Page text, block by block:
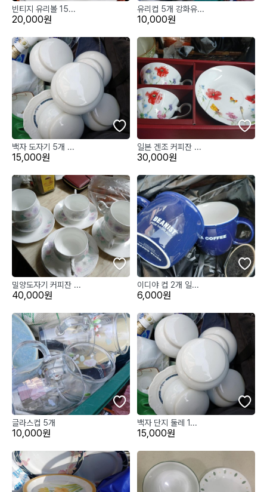
빈티지 유리볼 15...
20,000원
유리컵 5개 강화유...
10,000원
백자 도자기 5개 ...
15,000원
일본 겐조 커피잔 ...
30,000원
밀양도자기 커피잔 ...
40,000원
이디야 컵 2개 일...
6,000원
글라스컵 5개
10,000원
백자 단지 둘레 1...
15,000원